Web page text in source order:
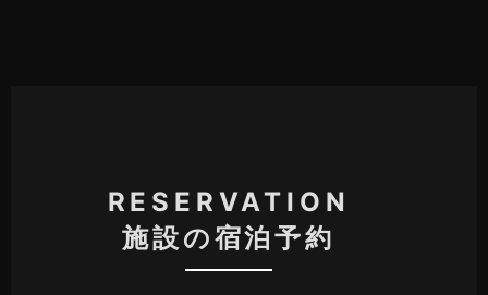
RESERVATION
施設の宿泊予約